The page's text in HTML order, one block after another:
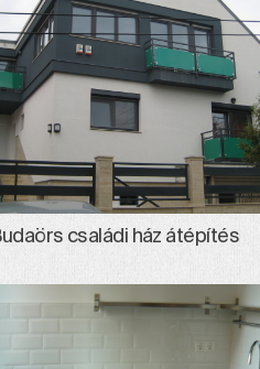
családi ház átépítés